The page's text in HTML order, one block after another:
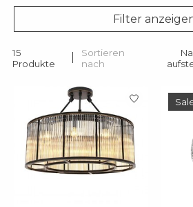
Filter
15
Produkte
Sortieren
nach